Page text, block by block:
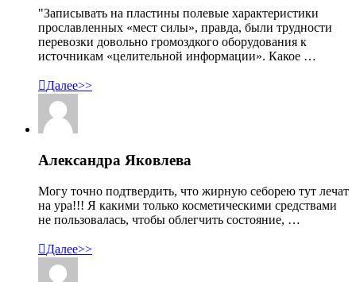
"Записывать на пластины полевые характеристики
прославленных «мест силы», правда, были трудности
перевозки довольно громоздкого оборудования к
источникам «целительной информации». Какое …
Далее>>
Александра Яковлева
Могу точно подтвердить, что жирную себорею тут лечат
на ура!!! Я какими только косметическими средствами
не пользовалась, чтобы облегчить состояние, …
Далее>>